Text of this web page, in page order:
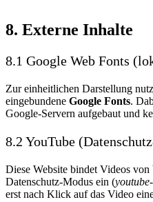
8. Externe Inhalte
8.1 Google Web Fonts
Zur einheitlichen Darstellung
eingebundene Google Fonts.
Google-Servern aufgebaut und
8.2 YouTube
Diese Website bindet Videos von
Datenschutz-Modus ein (
erst nach Klick auf das Video